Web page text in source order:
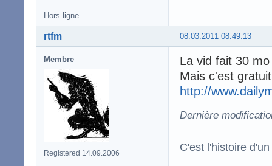
Hors ligne
08.03.2011 08:49:13
rtfm
Membre
Registered 14.09.2006
La vid fait 30
Mais c'est
http://
Dernière
C'est l'histoire